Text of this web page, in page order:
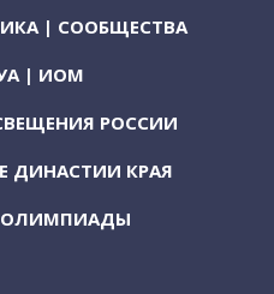
| СООБЩЕСТВА
| ИОМ
РОССИИ
ДИНАСТИИ КРАЯ
ОЛИМПИАДЫ